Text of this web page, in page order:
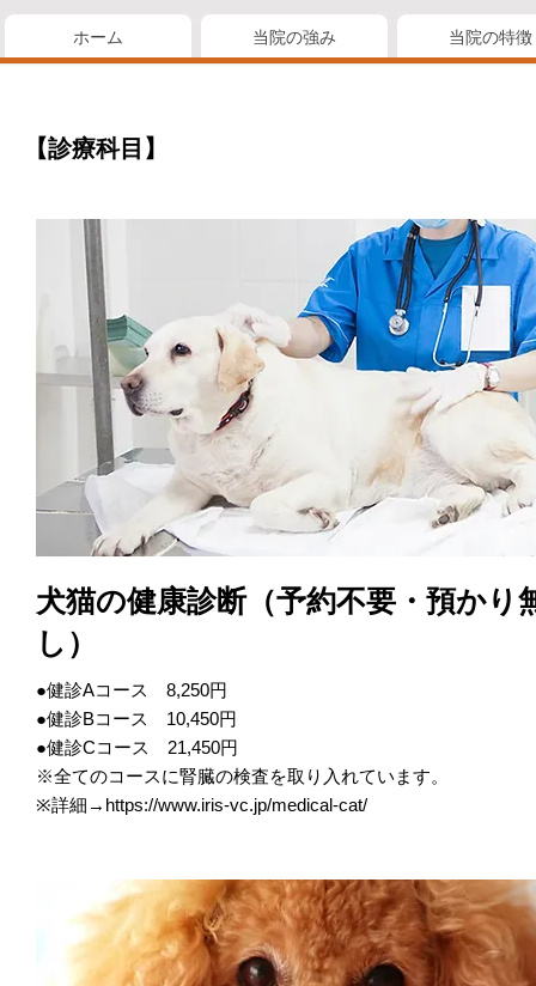
ホーム 当院の強み 当院の特徴
【診療科目】
犬猫の健康診断（予約不要・預かり
し）
●健診Aコース 8,250円
●健診Bコース 10,450円
●健診Cコース 21,450円
※全てのコースに腎臓の検査を取り入れています。
※詳細→ https://www.iris-vc.jp/medical-cat/